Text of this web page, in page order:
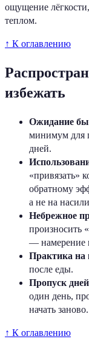
ощущение
теплом.
↑ К оглавлению
избежать
Ожидание
минимум для
дней.
«привязать»
обратному
а не на
Небрежное
произносить
— намерение
Практика на
после еды.
Пропуск
один день,
начать заново.
↑ К оглавлению